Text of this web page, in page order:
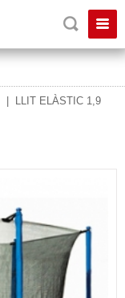
LLIT ELÀSTIC 1,9